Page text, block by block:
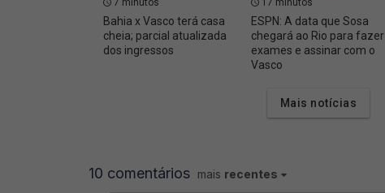
Bahia x Vasco terá casa
cheia; parcial atualizada
dos ingressos
ESPN: A data que Sosa
chegará ao Rio para fazer
exames e assinar com o
Vasco
Mais notícias